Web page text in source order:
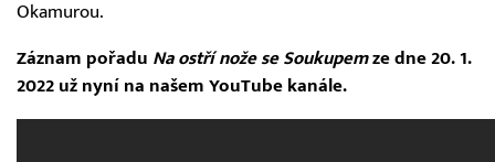
Okamurou.
Záznam pořadu Na ostří nože se Soukupemze dne 20. 1.
2022 už nyní na našem YouTube kanále.